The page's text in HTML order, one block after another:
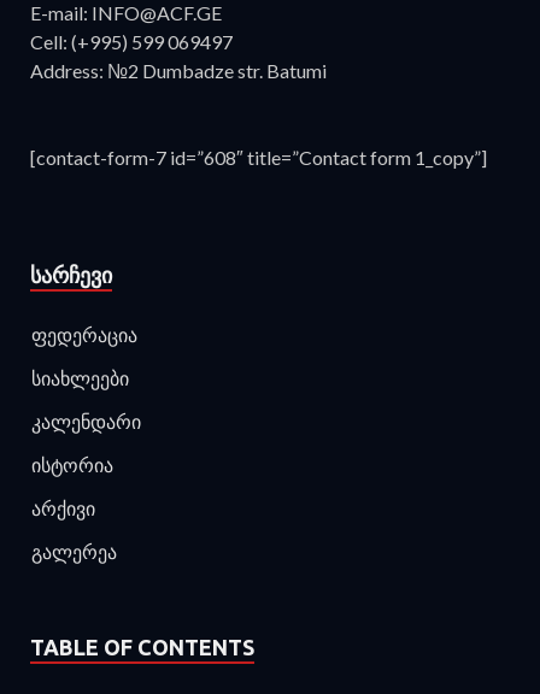
E-mail: INFO@ACF.GE
Cell: (+995) 599 069497
Address: №2 Dumbadze str. Batumi
[contact-form-7 id=”608″ title=”Contact form 1_copy”]
ᲡᲐᲠᲩᲔᲕᲘ
ფედერაცია
სიახლეები
კალენდარი
ისტორია
არქივი
გალერეა
TABLE OF CONTENTS